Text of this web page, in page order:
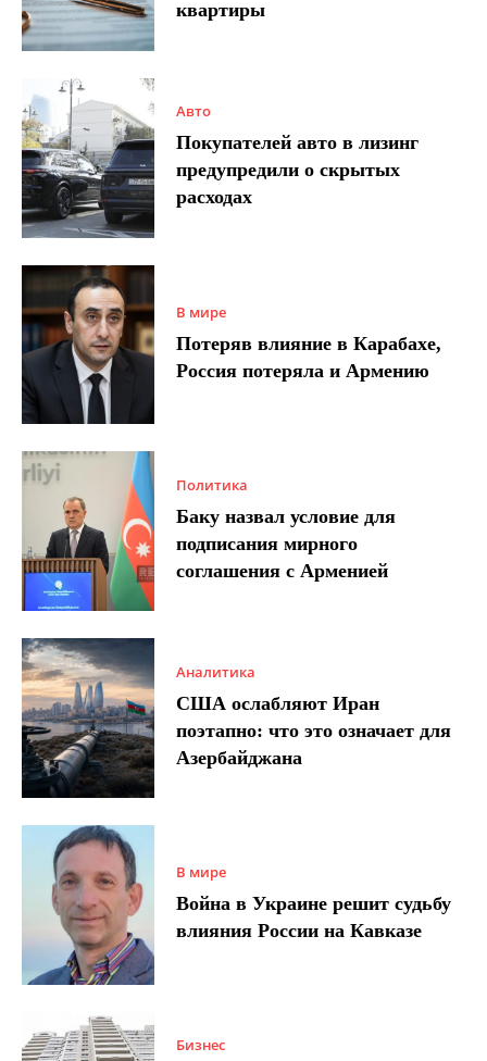
квартиры
Авто
Покупателей авто в лизинг
предупредили о скрытых
расходах
В мире
Потеряв влияние в Карабахе,
Россия потеряла и Армению
Политика
Баку назвал условие для
подписания мирного
соглашения с Арменией
Аналитика
США ослабляют Иран
поэтапно: что это означает для
Азербайджана
В мире
Война в Украине решит судьбу
влияния России на Кавказе
Бизнес